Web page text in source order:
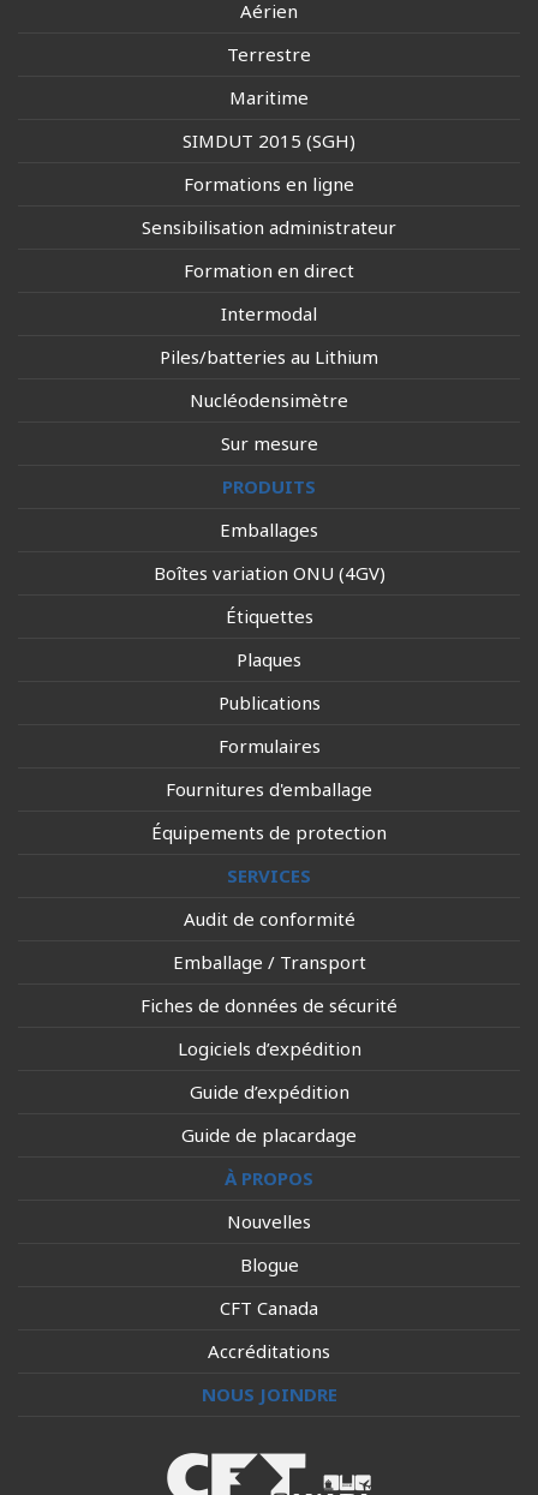
Aérien
Terrestre
Maritime
SIMDUT 2015 (SGH)
Formations en ligne
Sensibilisation administrateur
Formation en direct
Intermodal
Piles/batteries au Lithium
Nucléodensimètre
Sur mesure
PRODUITS
Emballages
Boîtes variation ONU (4GV)
Étiquettes
Plaques
Publications
Formulaires
Fournitures d'emballage
Équipements de protection
SERVICES
Audit de conformité
Emballage / Transport
Fiches de données de sécurité
Logiciels d’expédition
Guide d’expédition
Guide de placardage
À PROPOS
Nouvelles
Blogue
CFT Canada
Accréditations
NOUS JOINDRE